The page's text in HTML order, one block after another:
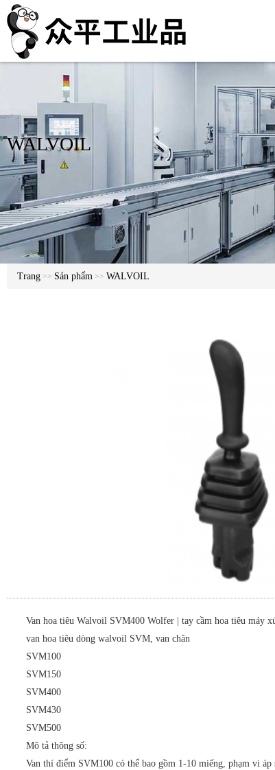
WALVOIL
Trang >> Sản phẩm >> WALVOIL
Van hoa tiêu Walvoil SVM400 Wolfer | tay cầm hoa tiêu máy
van hoa tiêu dòng walvoil SVM, van chân
SVM100
SVM150
SVM400
SVM430
SVM500
Mô tả thông số:
Van thí điểm SVM100 có thể bao gồm 1-10 miếng, phạm vi